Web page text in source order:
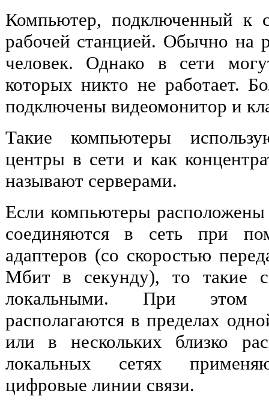
Компьютер, подключенный к
рабочей станцией. Обычно на
человек. Однако в сети
которых никто не работает.
подключены видеомонитор и
Такие компьютеры
центры в сети и как
называют серверами.
Если компьютеры расположены
соединяются в сеть при
адаптеров (со скоростью
Мбит в секунду), то такие
локальными. При этом
располагаются в пределах
или в нескольких близко
локальных сетях
цифровые линии связи.